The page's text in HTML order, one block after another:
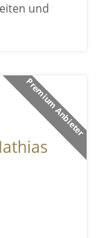
und
Premium Anbieter